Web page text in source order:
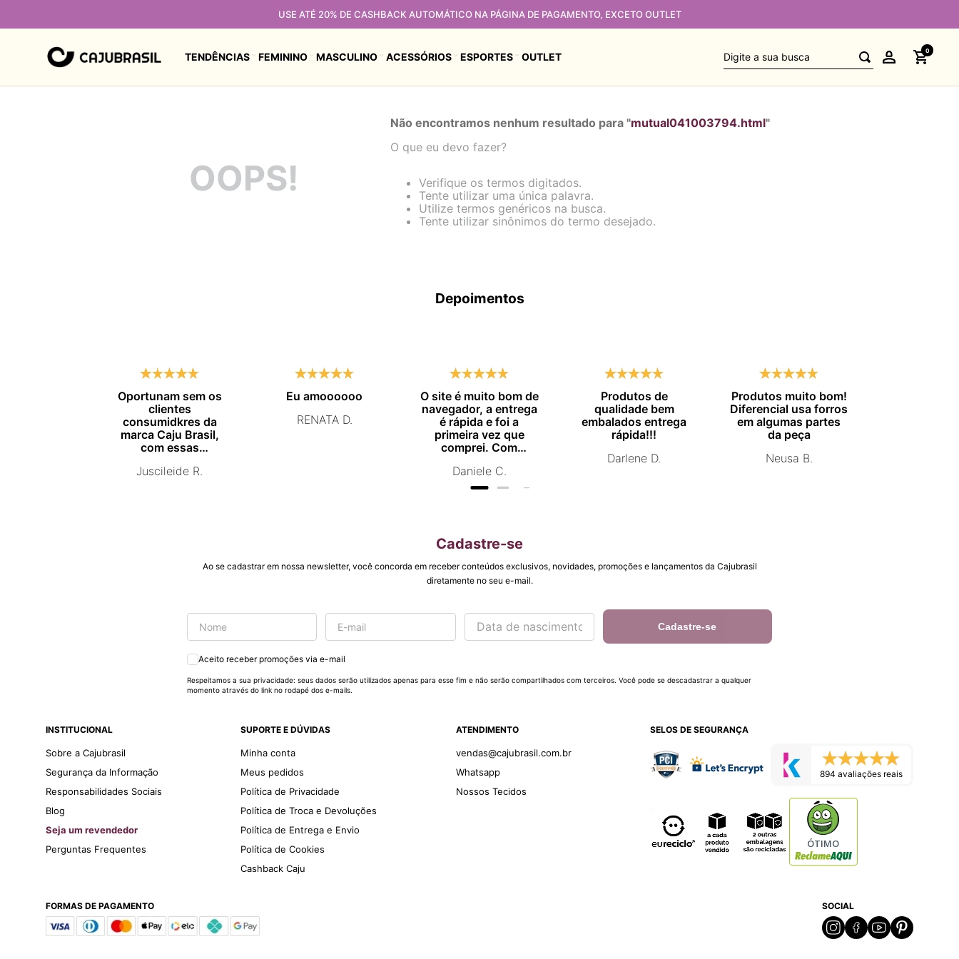
USE ATÉ 20% DE CASHBACK AUTOMÁTICO NA PÁGINA DE PAGAMENTO, EXCETO OUTLET
TENDÊNCIAS FEMININO MASCULINO ACESSÓRIOS ESPORTES OUTLET Digite a sua busca 0
OOPS!
Não encontramos nenhum resultado para "mutual041003794.html"
O que eu devo fazer?
Verifique os termos digitados.
Tente utilizar uma única palavra.
Utilize termos genéricos na busca.
Tente utilizar sinônimos do termo desejado.
Depoimentos
Oportunam sem os
clientes
consumidkres da
marca Caju Brasil,
com essas
promocionais de
Juscileide R.
Eu amoooooo
RENATA D.
O site é muito bom de
navegador, a entrega
é rápida e foi a
primeira vez que
comprei. Com
novamente.
Daniele C.
Produtos de
qualidade bem
embalados entrega
rápida!!!
Darlene D.
Produtos muito bom!
Diferencial usa forros
em algumas partes
da peça
Neusa B.
Cadastre-se
Ao se cadastrar em nossa newsletter, você concorda em receber conteúdos exclusivos, novidades, promoções e lançamentos da Cajubrasil
diretamente no seu e-mail.
Cadastre-se
Aceito receber promoções via e-mail
Respeitamos a sua privacidade: seus dados serão utilizados apenas para esse fim e não serão compartilhados com terceiros. Você pode se descadastrar a qualquer
momento através do link no rodapé dos e-mails.
INSTITUCIONAL
Sobre a Cajubrasil
Segurança da Informação
Responsabilidades Sociais
Blog
Seja um revendedor
Perguntas Frequentes
SUPORTE E DÚVIDAS
Minha conta
Meus pedidos
Política de Privacidade
Política de Troca e Devoluções
Política de Entrega e Envio
Política de Cookies
Cashback Caju
ATENDIMENTO
vendas@cajubrasil.com.br
Whatsapp
Nossos Tecidos
SELOS DE SEGURANÇA
894 avaliações reais
ÓTIMO
FORMAS DE PAGAMENTO SOCIAL